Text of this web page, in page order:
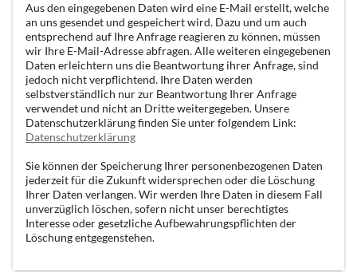
Aus den eingegebenen Daten wird eine E-Mail erstellt, welche
an uns gesendet und gespeichert wird. Dazu und um auch
entsprechend auf Ihre Anfrage reagieren zu können, müssen
wir Ihre E-Mail-Adresse abfragen. Alle weiteren eingegebenen
Daten erleichtern uns die Beantwortung ihrer Anfrage, sind
jedoch nicht verpflichtend. Ihre Daten werden
selbstverständlich nur zur Beantwortung Ihrer Anfrage
verwendet und nicht an Dritte weitergegeben. Unsere
Datenschutzerklärung finden Sie unter folgendem Link:
Datenschutzerklärung
Sie können der Speicherung Ihrer personenbezogenen Daten
jederzeit für die Zukunft widersprechen oder die Löschung
Ihrer Daten verlangen. Wir werden Ihre Daten in diesem Fall
unverzüglich löschen, sofern nicht unser berechtigtes
Interesse oder gesetzliche Aufbewahrungspflichten der
Löschung entgegenstehen.